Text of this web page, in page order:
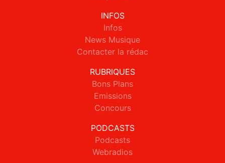
INFOS
Infos
News Musique
Contacter la rédac
RUBRIQUES
Bons Plans
Emissions
Concours
PODCASTS
Podcasts
Webradios